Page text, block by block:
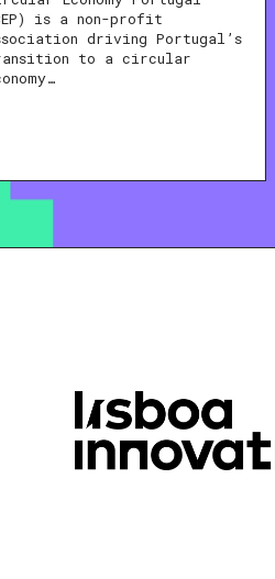
is a non-profit
driving Portugal’s
to a circular